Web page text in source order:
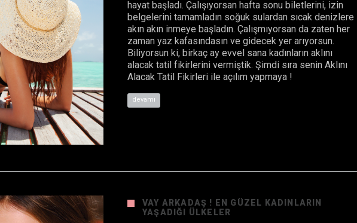
hayat başladı. Çalışıyorsan hafta sonu biletlerini, izin
belgelerini tamamladın soğuk sulardan sıcak denizlere
akın akın inmeye başladın. Çalışmıyorsan da zaten her
zaman yaz kafasındasın ve gidecek yer arıyorsun.
Biliyorsun ki, birkaç ay evvel sana kadınların aklını
alacak tatil fikirlerini vermiştik. Şimdi sıra senin Aklını
Alacak Tatil Fikirleri ile açılım yapmaya !
devamı
VAY ARKADAŞ ! EN GÜZEL KADINLARIN
YAŞADIĞI ÜLKELER